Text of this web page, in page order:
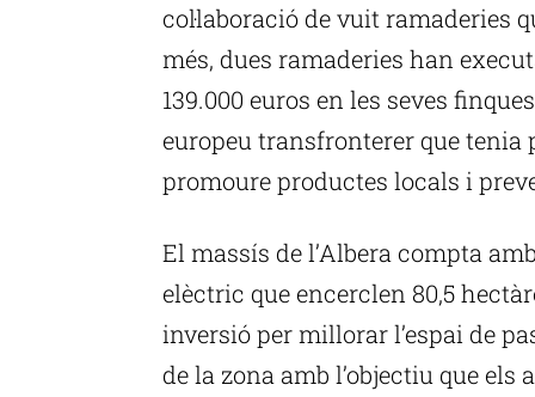
col·laboració de vuit ramaderies
més, dues ramaderies han
139.000 euros en les seves
europeu transfronterer que
promoure productes locals i
El massís de l’Albera compta
elèctric que encerclen 80,5
inversió per millorar l’espai de
de la zona amb l’objectiu que